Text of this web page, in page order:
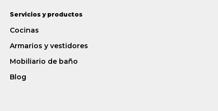
Servicios y productos
Cocinas
Armarios y vestidores
Mobiliario de baño
Blog